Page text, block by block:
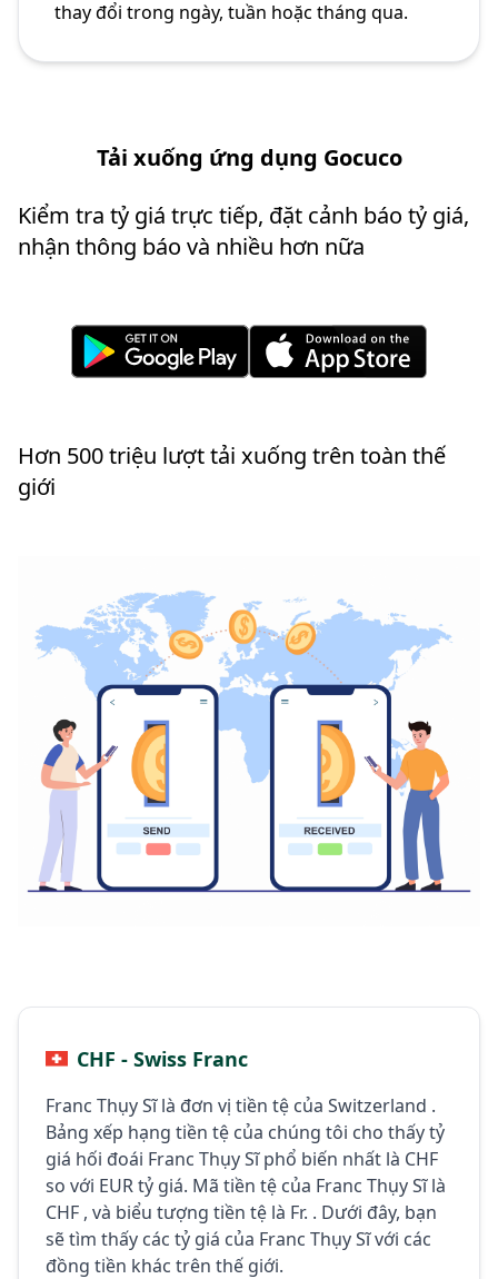
thay đổi trong ngày, tuần hoặc tháng qua.
Tải xuống ứng dụng Gocuco
Kiểm tra tỷ giá trực tiếp, đặt cảnh báo tỷ giá,
nhận thông báo và nhiều hơn nữa
Hơn 500 triệu lượt tải xuống trên toàn thế
giới
CHF - Swiss Franc
Franc Thụy Sĩ là đơn vị tiền tệ của Switzerland .
Bảng xếp hạng tiền tệ của chúng tôi cho thấy tỷ
giá hối đoái Franc Thụy Sĩ phổ biến nhất là CHF
so với EUR tỷ giá. Mã tiền tệ của Franc Thụy Sĩ là
CHF , và biểu tượng tiền tệ là Fr. . Dưới đây, bạn
sẽ tìm thấy các tỷ giá của Franc Thụy Sĩ với các
đồng tiền khác trên thế giới.